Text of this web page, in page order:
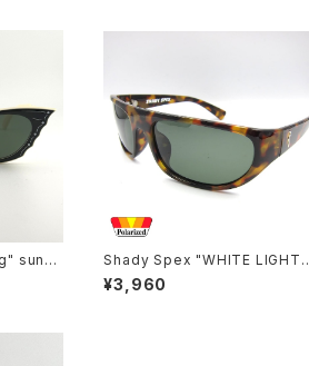
sungl
paint/
Shady Spex "WHITE LIGHT
Wraparounds" sunglasses, T
ortoise w/Polarized G15 lens
¥3,960